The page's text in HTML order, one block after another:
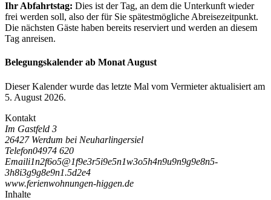
Ihr Abfahrtstag: Dies ist der Tag, an dem die Unterkunft wieder
frei werden soll, also der für Sie spätestmögliche Abreisezeitpunkt.
Die nächsten Gäste haben bereits reserviert und werden an diesem
Tag anreisen.
Belegungskalender ab Monat August
Dieser Kalender wurde das letzte Mal vom Vermieter aktualisiert am
5. August 2026.
Kontakt
Im Gastfeld 3
26427 Werdum bei Neuharlingersiel
Telefon04974 620
Emaili1n2f6o5@1f9e3r5i9e5n1w3o5h4n9u9n9g9e8n5-
3h8i3g9g8e9n1.5d2e4
www.ferienwohnungen-higgen.de
Inhalte